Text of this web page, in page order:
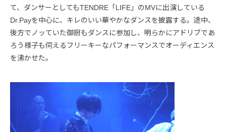
て、ダンサーとしてもTENDRE「LIFE」のMVに出演している
Dr.Payを中心に、キレのいい華やかなダンスを披露する。途中、
後方でノッていた御厨もダンスに参加し、明らかにアドリブであ
ろう様子も伺えるフリーキーなパフォーマンスでオーディエンス
を沸かせた。